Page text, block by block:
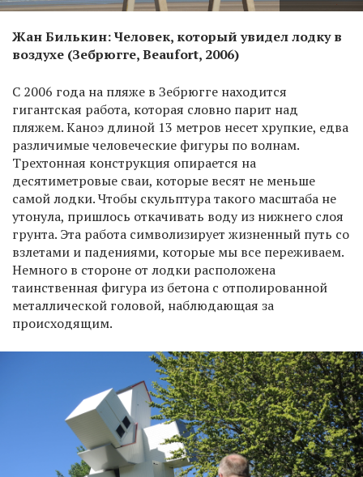
Жан Билькин: Человек, который увидел лодку в
воздухе (Зебрюгге, Beaufort, 2006)
С 2006 года на пляже в Зебрюгге находится
гигантская работа, которая словно парит над
пляжем. Каноэ длиной 13 метров несет хрупкие, едва
различимые человеческие фигуры по волнам.
Трехтонная конструкция опирается на
десятиметровые сваи, которые весят не меньше
самой лодки. Чтобы скульптура такого масштаба не
утонула, пришлось откачивать воду из нижнего слоя
грунта. Эта работа символизирует жизненный путь со
взлетами и падениями, которые мы все переживаем.
Немного в стороне от лодки расположена
таинственная фигура из бетона с отполированной
металлической головой, наблюдающая за
происходящим.